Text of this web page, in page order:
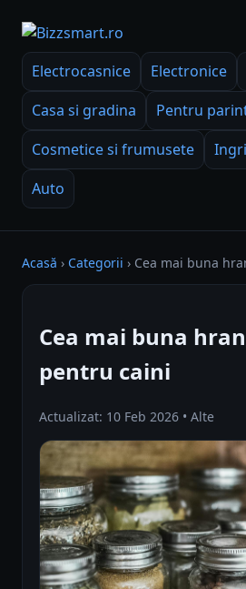
Electrocasnice Electronice
Casa si gradina
Pentru
Cosmetice si frumusete
Auto
Acasă › Categorii › Cea mai buna
Cea mai buna
pentru caini
Actualizat: 10 Feb 2026 • Alte